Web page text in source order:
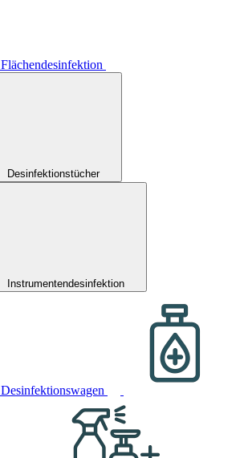
Flächendesinfektion
Desinfektionstücher
Instrumentendesinfektion
Desinfektionswagen